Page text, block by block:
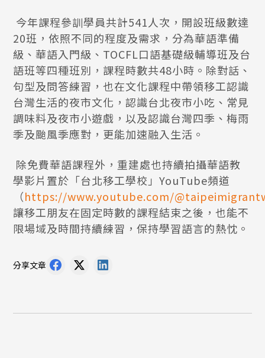
今年課程參訓學員共計541人次，開設班級數達
20班，依照不同的程度及需求，分為華語準備
級、華語入門級、TOCFL口語基礎級輔導班及台
語班等四種班別，課程時數共48小時。除對話、
句型及問答練習，也在文化課程中帶領移工認識
台灣生活的夜市文化，認識台北夜市小吃、常見
調味料及夜市小遊戲，以及認識台灣四季、梅雨
季及颱風季應對，更能加速融入生活。
除免費華語課程外，重建處也持續拍攝華語教
學影片置於「台北移工學校」YouTube頻道
（https://www.youtube.com/
讓移工朋友在固定時數的課程結束之後，也能不
限場域及時間持續練習，保持學習語言的熱忱。
分享文章